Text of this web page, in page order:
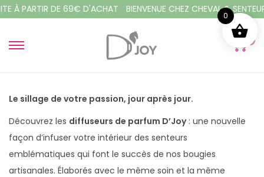
PARTIR DE 69€ D'ACHAT BIENVENUE CHEZ CHEVAL & SENTEURS
P
s
e
r
à
l
P
s
e
r
a
u
Le sillage de votre passion, jour après jour.
Découvrez les diffuseurs de parfum D’Joy: une nouvelle
façon d’infuser votre intérieur des senteurs
emblématiques qui font le succès de nos bougies
artisanales. Élaborés avec le même soin et la même
0